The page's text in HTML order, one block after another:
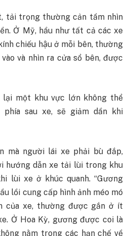
tải trọng thường cản tầm nhìn
Ở Mỹ, hầu như tất cả các xe
chiếu hậu ở mỗi bên, thường
và nhìn ra cửa sổ bên, được
lại một khu vực lớn không thể
phía sau xe, sẽ giảm dần khi
mà người lái xe phải bù đắp,
hướng dẫn xe tải lùi trong khu
lùi xe ở khúc quanh. “Gương
lồi cung cấp hình ảnh méo mó
của xe, thường được gắn ở ít
Ở Hoa Kỳ, gương được coi là
nằm trong các hạn chế về